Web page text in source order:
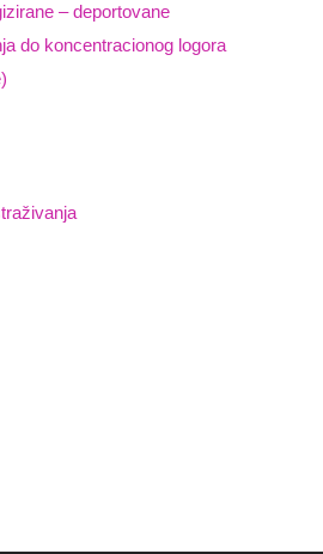
– deportovane
do koncentracionog logora